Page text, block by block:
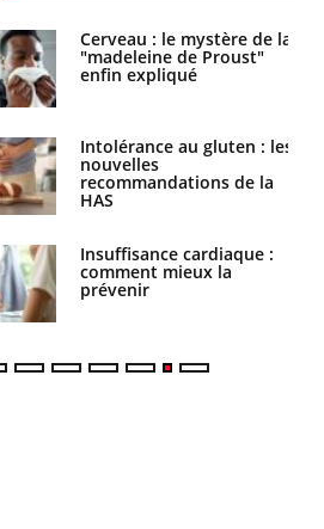
Le décalage des horaires
d'été : quel impact sur le
sommeil ?
Grossesse : ces polluants
pourraient influencer le
poids des enfants
Autisme : pourquoi le
cerveau reconnaît-il les
visages autrement ?